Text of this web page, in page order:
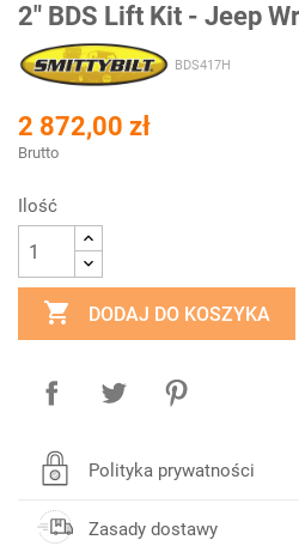
2" BDS Lift Kit - Jeep
BDS417H
2 872,00 zł
Brutto
Ilość
 DODAJ DO KOSZYKA
Polityka prywatności
Zasady dostawy